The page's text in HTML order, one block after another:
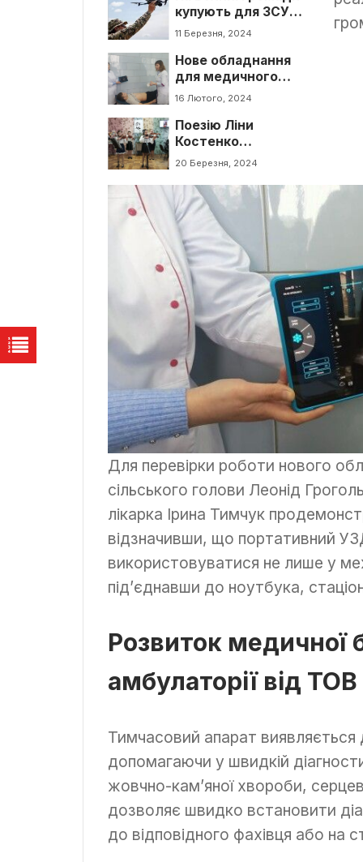
купують для ЗСУ
174 безпілотники
11 Березня, 2024
Нове обладнання
для медичного
центру поблизу
16 Лютого, 2024
Поезію Ліни
Костенко
декламували у
20 Березня, 2024
Для перевірки роботи нового
сільського голови Леонід
лікарка Ірина Тимчук
відзначивши, що портативний
використовуватися не лише у
під’єднавши до ноутбука,
Розвиток медичної
амбулаторії від
Тимчасовий апарат виявляється
допомагаючи у швидкій
жовчно-кам’яної хвороби,
дозволяє швидко встановити
до відповідного фахівця або на